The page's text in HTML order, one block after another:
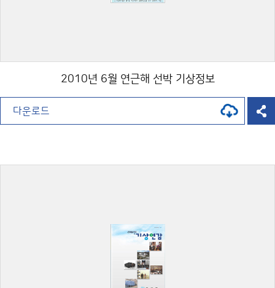
2010년 6월 연근해 선박 기상정보
다운로드